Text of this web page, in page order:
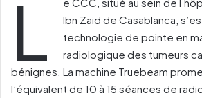
L
e CCC, situé au sein de
Ibn Zaid de Casablanca,
technologie de pointe en
radiologique des tumeurs
bénignes. La machine Truebeam
l’équivalent de 10 à 15 séances de